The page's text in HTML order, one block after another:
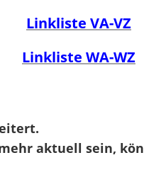
Linkliste VA-VZ
Linkliste WA-WZ
aktuell sein,